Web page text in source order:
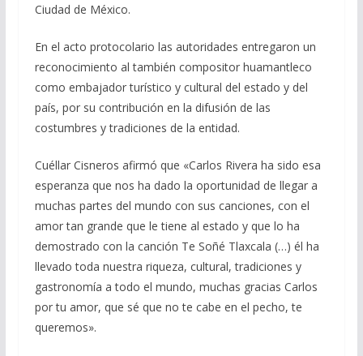
Ciudad de México.
En el acto protocolario las autoridades entregaron un
reconocimiento al también compositor huamantleco
como embajador turístico y cultural del estado y del
país, por su contribución en la difusión de las
costumbres y tradiciones de la entidad.
Cuéllar Cisneros afirmó que «Carlos Rivera ha sido esa
esperanza que nos ha dado la oportunidad de llegar a
muchas partes del mundo con sus canciones, con el
amor tan grande que le tiene al estado y que lo ha
demostrado con la canción Te Soñé Tlaxcala (…) él ha
llevado toda nuestra riqueza, cultural, tradiciones y
gastronomía a todo el mundo, muchas gracias Carlos
por tu amor, que sé que no te cabe en el pecho, te
queremos».